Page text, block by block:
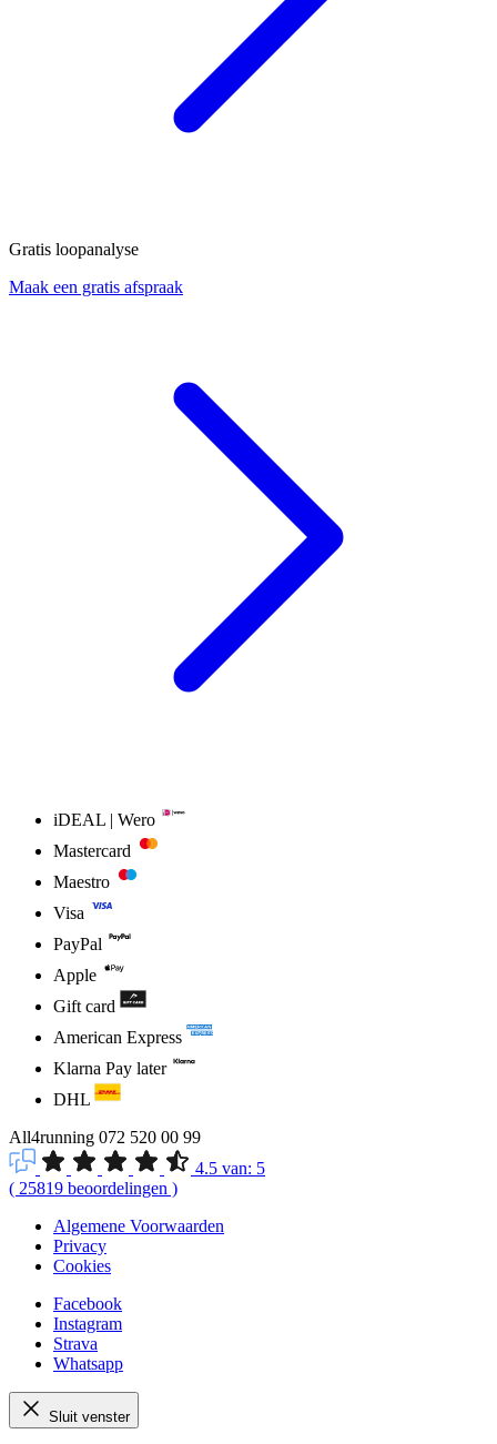
Gratis loopanalyse
Maak een gratis afspraak
iDEAL | Wero
Mastercard
Maestro
Visa
PayPal
Apple
Gift card
American Express
Klarna Pay later
DHL
All4running 072 520 00 99
4.5 van: 5
( 25819 beoordelingen )
Algemene Voorwaarden
Privacy
Cookies
Facebook
Instagram
Strava
Whatsapp
Sluit venster